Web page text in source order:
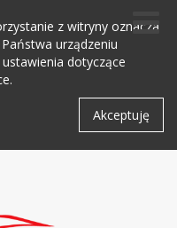
z witryny oznacza
urządzeniu
dotyczące
Akceptuję